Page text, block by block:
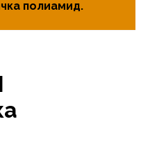
полиамид.